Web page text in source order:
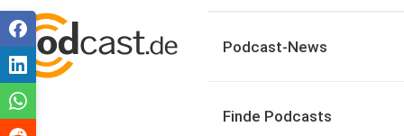
Podcast-News
Finde Podcasts